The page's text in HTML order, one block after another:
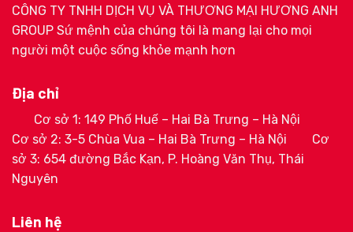
CÔNG TY TNHH DỊCH VỤ VÀ THƯƠNG MẠI HƯƠNG ANH
GROUP Sứ mệnh của chúng tôi là mang lại cho mọi
người một cuộc sống khỏe mạnh hơn
Địa chỉ
Cơ sở 1: 149 Phố Huế – Hai Bà Trưng – Hà Nội
Cơ sở 2: 3-5 Chùa Vua – Hai Bà Trưng – Hà Nội
Cơ
sở 3: 654 đường Bắc Kạn, P. Hoàng Văn Thụ, Thái
Nguyên
Liên hệ